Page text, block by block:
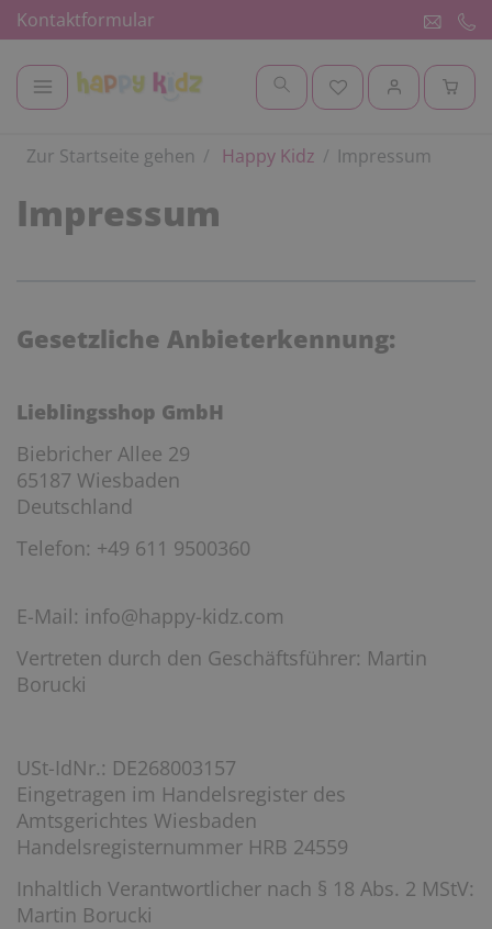
Kontaktformular
Zur Startseite gehen Happy Kidz Impressum
Impressum
Gesetzliche Anbieterkennung:
Lieblingsshop GmbH
Biebricher Allee 29
65187 Wiesbaden
Deutschland
Telefon: +49 611 9500360
E-Mail: info@happy-kidz.com
Vertreten durch den Geschäftsführer: Martin
Borucki
USt-IdNr.: DE268003157
Eingetragen im Handelsregister des
Amtsgerichtes Wiesbaden
Handelsregisternummer HRB 24559
Inhaltlich Verantwortlicher nach § 18 Abs. 2 MStV:
Martin Borucki